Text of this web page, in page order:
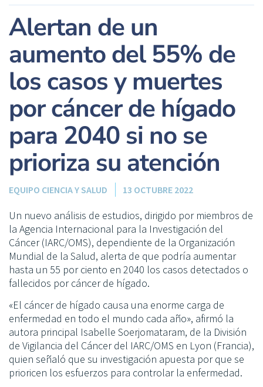
Alertan de un
aumento del 55% de
los casos y muertes
por cáncer de hígado
para 2040 si no se
prioriza su atención
EQUIPO CIENCIA Y SALUD 13 OCTUBRE 2022
Un nuevo análisis de estudios, dirigido por miembros de
la Agencia Internacional para la Investigación del
Cáncer (IARC/OMS), dependiente de la Organización
Mundial de la Salud, alerta de que podría aumentar
hasta un 55 por ciento en 2040 los casos detectados o
fallecidos por cáncer de hígado.
«El cáncer de hígado causa una enorme carga de
enfermedad en todo el mundo cada año», afirmó la
autora principal Isabelle Soerjomataram, de la División
de Vigilancia del Cáncer del IARC/OMS en Lyon (Francia),
quien señaló que su investigación apuesta por que se
prioricen los esfuerzos para controlar la enfermedad.